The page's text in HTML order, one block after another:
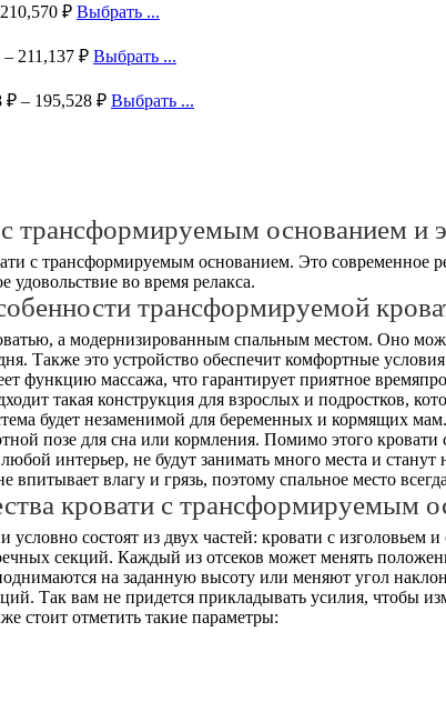
210,570 ₽ Выбрать ...
– 211,137 ₽ Выбрать ...
₽ – 195,528 ₽ Выбрать ...
трансформируемым основанием и
с трансформируемым основанием. Это современное
удовольствие во время релакса.
трансформируемой
а модернизированным спальным местом. Оно
Также это устройство обеспечит комфортные
функцию массажа, что гарантирует приятное
такая конструкция для взрослых и подростков,
будет незаменимой для беременных и кормящих
позе для сна или кормления. Помимо этого
интерьер, не будут занимать много места и
влагу и грязь, поэтому спальное место
кровати с трансформируемым
условно состоят из двух частей: кровати с
секций. Каждый из отсеков может менять
на заданную высоту или меняют угол
Так вам не придется прикладывать усилия, чтобы
стоит отметить такие параметры: